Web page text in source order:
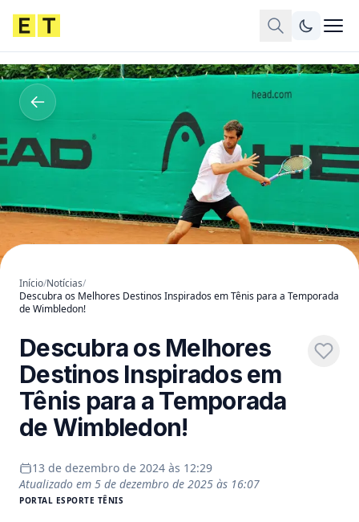
Início/Notícias/
Descubra os Melhores Destinos Inspirados em Tênis para a Temporada
de Wimbledon!
Descubra os Melhores
Destinos Inspirados em
Tênis para a Temporada
de Wimbledon!
13 de dezembro de 2024 às 12:29
Atualizado em 5 de dezembro de 2025 às 16:07
PORTAL ESPORTE TÊNIS